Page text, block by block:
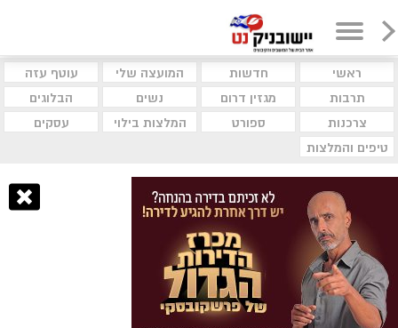
ראשי חדשות המועצה שלי
עוטף עזה
תרבות
מגזין דרום נשים
הבלוגים
צרכנות
ספורט המלצות בילוי
עסקים
טיפים והמלצות